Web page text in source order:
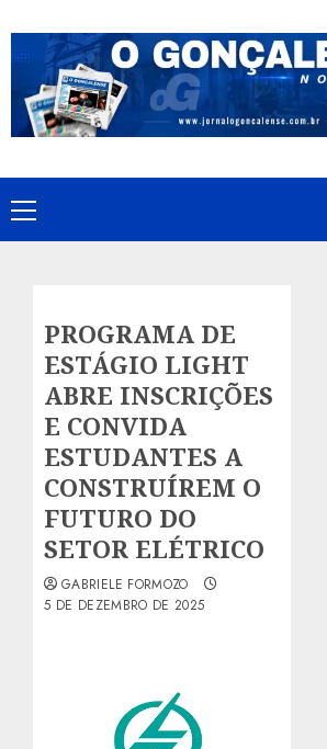
to
content
Primary
Menu
PROGRAMA DE
ESTÁGIO LIGHT
ABRE INSCRIÇÕES
E CONVIDA
ESTUDANTES A
CONSTRUÍREM O
FUTURO DO
SETOR ELÉTRICO
GABRIELE FORMOZO
5 DE DEZEMBRO DE 2025